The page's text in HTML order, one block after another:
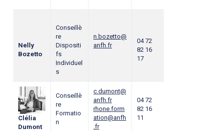
Nelly
Bozetto
Conseillè
re
Dispositi
fs
Individuel
s
n.bozetto@
anfh.fr
04 72
82 16
17
Clélia
Dumont
Conseillè
re
Formatio
n
c.dumont@
anfh.fr
rhone.form
ation@anfh
.fr
04 72
82 16
11